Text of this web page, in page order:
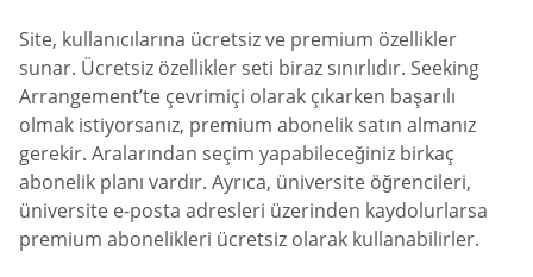
Site, kullanıcılarına ücretsiz ve premium özellikler
sunar. Ücretsiz özellikler seti biraz sınırlıdır. Seeking
Arrangement’te çevrimiçi olarak çıkarken başarılı
olmak istiyorsanız, premium abonelik satın almanız
gerekir. Aralarından seçim yapabileceğiniz birkaç
abonelik planı vardır. Ayrıca, üniversite öğrencileri,
üniversite e-posta adresleri üzerinden kaydolurlarsa
premium abonelikleri ücretsiz olarak kullanabilirler.